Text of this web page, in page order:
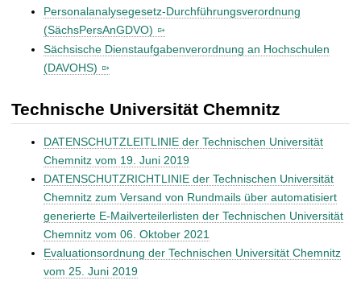
Personalanalysegesetz-Durchführungsverordnung
(SächsPersAnGDVO)
Sächsische Dienstaufgabenverordnung an Hochschulen
(DAVOHS)
Technische Universität Chemnitz
DATENSCHUTZLEITLINIE der Technischen Universität
Chemnitz vom 19. Juni 2019
DATENSCHUTZRICHTLINIE der Technischen Universität
Chemnitz zum Versand von Rundmails über automatisiert
generierte E-Mailverteilerlisten der Technischen Universität
Chemnitz vom 06. Oktober 2021
Evaluationsordnung der Technischen Universität Chemnitz
vom 25. Juni 2019